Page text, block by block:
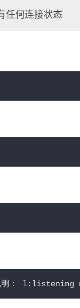
任何连接状态
： l:listening